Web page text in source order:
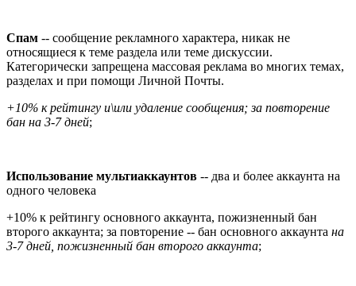
Спам -- сообщение рекламного характера, никак не
относящиеся к теме раздела или теме дискуссии.
Категорически запрещена массовая реклама во многих темах,
разделах и при помощи Личной Почты.
+10% к рейтингу и\или удаление сообщения; за повторение
бан на 3-7 дней;
Использование мультиаккаунтов -- два и более аккаунта на
одного человека
+10% к рейтингу основного аккаунта, пожизненный бан
второго аккаунта; за повторение -- бан основного аккаунта на
3-7 дней, пожизненный бан второго аккаунта;